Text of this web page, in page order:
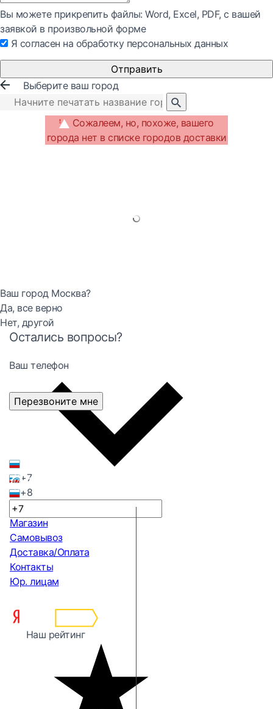
Вы можете прикрепить файлы: Word, Exсel, PDF, с вашей
заявкой в произвольной форме
Я согласен на обработку персональных данных
Отправить
Выберите ваш город
Сожалеем, но, похоже, вашего
города нет в списке городов доставки
Ваш город Москва?
Да, все верно
Нет, другой
Остались вопросы?
Ваш телефон
+7
+8
Перезвоните мне
Магазин
Самовывоз
Доставка/Оплата
Контакты
Юр. лицам
Наш рейтинг